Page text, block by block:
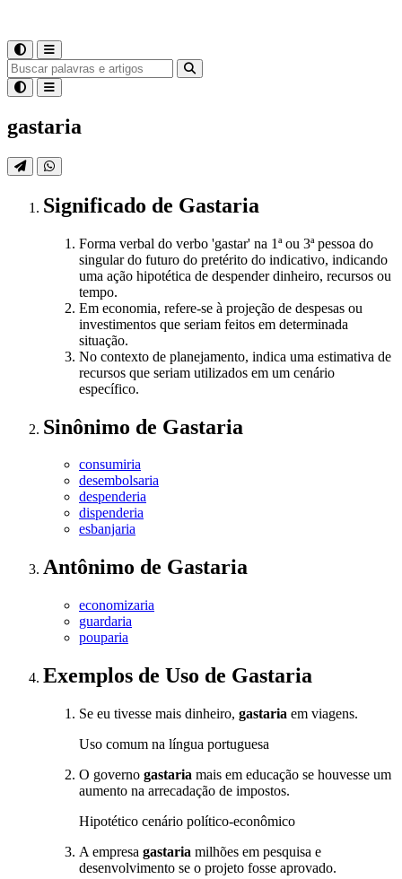
gastaria
Significado de Gastaria
Forma verbal do verbo 'gastar' na 1ª ou 3ª pessoa do
singular do futuro do pretérito do indicativo, indicando
uma ação hipotética de despender dinheiro, recursos ou
tempo.
Em economia, refere-se à projeção de despesas ou
investimentos que seriam feitos em determinada
situação.
No contexto de planejamento, indica uma estimativa de
recursos que seriam utilizados em um cenário
específico.
Sinônimo de Gastaria
consumiria
desembolsaria
despenderia
dispenderia
esbanjaria
Antônimo de Gastaria
economizaria
guardaria
pouparia
Exemplos de Uso de Gastaria
Se eu tivesse mais dinheiro, gastaria em viagens.
Uso comum na língua portuguesa
O governo gastaria mais em educação se houvesse um
aumento na arrecadação de impostos.
Hipotético cenário político-econômico
A empresa gastaria milhões em pesquisa e
desenvolvimento se o projeto fosse aprovado.